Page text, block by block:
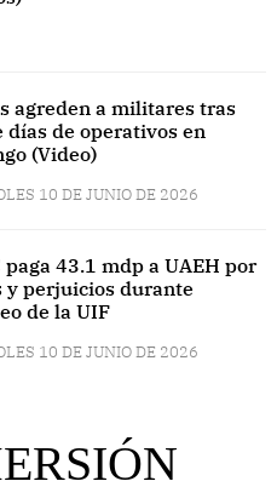
agreden a militares tras
días de operativos en
(Video)
10 DE JUNIO DE 2026
paga 43.1 mdp a UAEH por
y perjuicios durante
de la UIF
10 DE JUNIO DE 2026